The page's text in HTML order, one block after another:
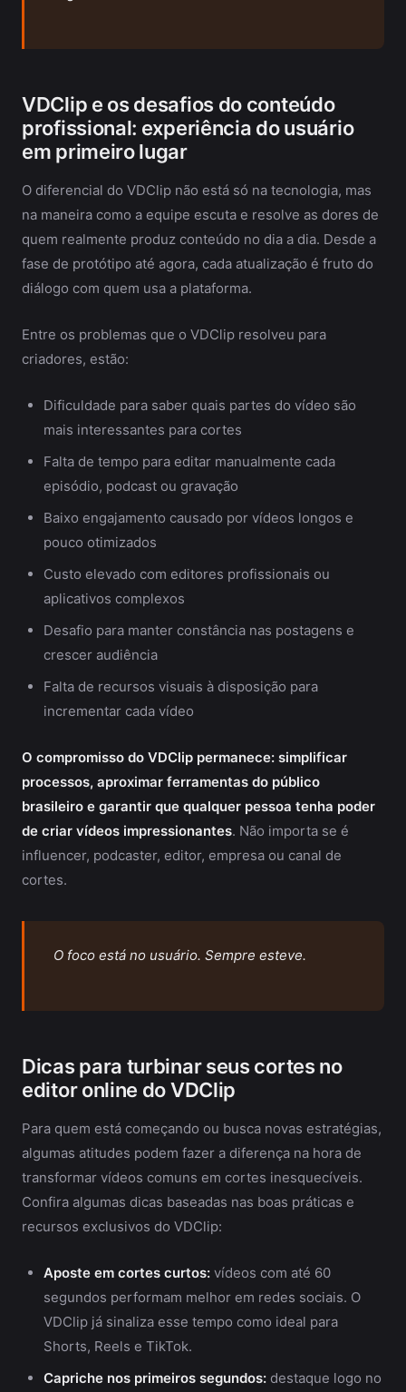
VDClip e os desafios do conteúdo
profissional: experiência do usuário
em primeiro lugar
O diferencial do VDClip não está só na tecnologia, mas
na maneira como a equipe escuta e resolve as dores de
quem realmente produz conteúdo no dia a dia. Desde a
fase de protótipo até agora, cada atualização é fruto do
diálogo com quem usa a plataforma.
Entre os problemas que o VDClip resolveu para
criadores, estão:
Dificuldade para saber quais partes do vídeo são
mais interessantes para cortes
Falta de tempo para editar manualmente cada
episódio, podcast ou gravação
Baixo engajamento causado por vídeos longos e
pouco otimizados
Custo elevado com editores profissionais ou
aplicativos complexos
Desafio para manter constância nas postagens e
crescer audiência
Falta de recursos visuais à disposição para
incrementar cada vídeo
O compromisso do VDClip permanece: simplificar
processos, aproximar ferramentas do público
brasileiro e garantir que qualquer pessoa tenha poder
de criar vídeos impressionantes. Não importa se é
influencer, podcaster, editor, empresa ou canal de
cortes.
O foco está no usuário. Sempre esteve.
Dicas para turbinar seus cortes no
editor online do VDClip
Para quem está começando ou busca novas estratégias,
algumas atitudes podem fazer a diferença na hora de
transformar vídeos comuns em cortes inesquecíveis.
Confira algumas dicas baseadas nas boas práticas e
recursos exclusivos do VDClip:
Aposte em cortes curtos: vídeos com até 60
segundos performam melhor em redes sociais. O
VDClip já sinaliza esse tempo como ideal para
Shorts, Reels e TikTok.
Capriche nos primeiros segundos: destaque logo no